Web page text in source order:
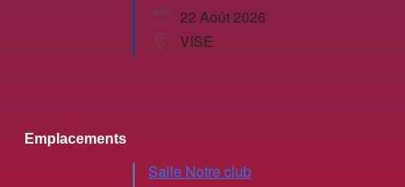
22 Août 2026
VISE
Emplacements
Salle Notre club